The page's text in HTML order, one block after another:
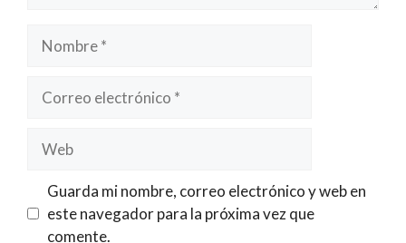
electrónico
Guarda mi nombre, correo electrónico y web en
este navegador para la próxima vez que
comente.